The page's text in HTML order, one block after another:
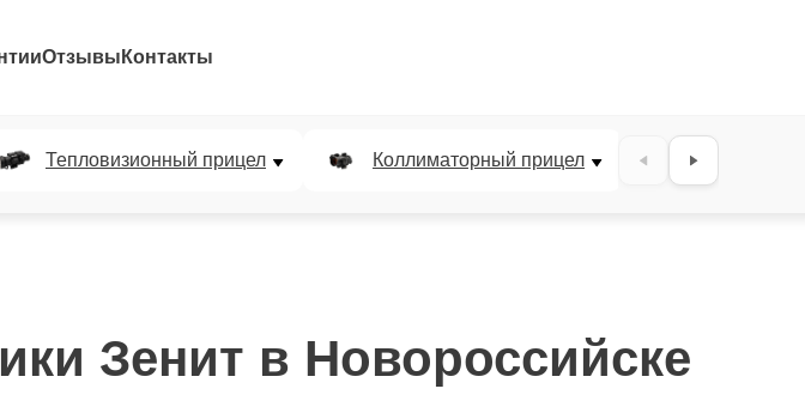
Отзывы Контакты
Тепловизионный прицел Коллиматорный прицел
Зенит в Новороссийске